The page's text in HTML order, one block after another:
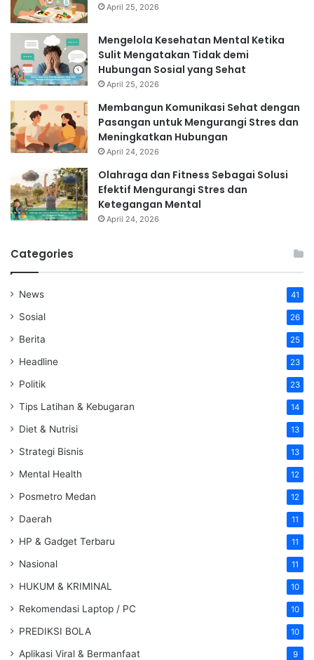
April 25, 2026
Mengelola Kesehatan Mental Ketika
Sulit Mengatakan Tidak demi
Hubungan Sosial yang Sehat
April 25, 2026
Membangun Komunikasi Sehat dengan
Pasangan untuk Mengurangi Stres dan
Meningkatkan Hubungan
April 24, 2026
Olahraga dan Fitness Sebagai Solusi
Efektif Mengurangi Stres dan
Ketegangan Mental
April 24, 2026
Categories
News 41
Sosial 26
Berita 25
Headline 23
Politik 23
Tips Latihan & Kebugaran 14
Diet & Nutrisi 13
Strategi Bisnis 13
Mental Health 12
Posmetro Medan 12
Daerah 11
HP & Gadget Terbaru 11
Nasional 11
HUKUM & KRIMINAL 10
Rekomendasi Laptop / PC 10
PREDIKSI BOLA 10
Aplikasi Viral & Bermanfaat 9